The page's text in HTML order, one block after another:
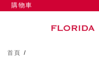
購物車
首頁 /